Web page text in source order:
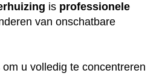
is professionele
van onschatbare
u volledig te concentreren